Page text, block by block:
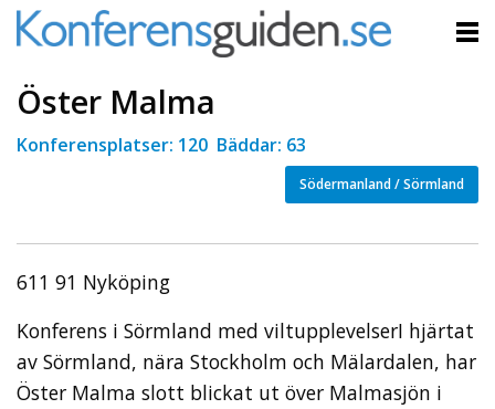
Öster Malma
Konferensplatser: 120 Bäddar: 63
Södermanland / Sörmland
611 91 Nyköping
Konferens i Sörmland med viltupplevelserI hjärtat
av Sörmland, nära Stockholm och Mälardalen, har
Öster Malma slott blickat ut över Malmasjön i